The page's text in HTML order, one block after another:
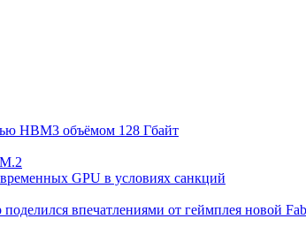
HBM3 объёмом 128 Гбайт
GPU в условиях санкций
впечатлениями от геймплея новой